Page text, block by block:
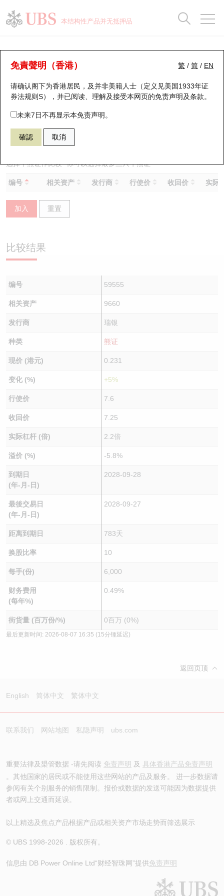
本结构性产品并无抵押品
繁 / 简 / EN
免責聲明（香港）
请确认阁下为香港居民，及并非美籍人士（定义见美国1933年证
券法规则S），并已阅读、理解及接受本网页的免责声明及条款。
未来7日不再显示本免责声明。
確認 取消
牛熊证分析仪
表现 街货统计 比较
59555 瑞银熊证 9660 地平线机器人－Ｗ
选择牛熊证作比较 *你可以选择最多三只牛熊证
编号 相关资产 发行商 行使价 收回价 实际
加入 重置
比较结果
编号 59555
相关资产 9660
发行商 瑞银
种类 熊证
现价 (港元) 0.231
变化 (%) +5%
行使价 7.6
收回价 7.25
实际杠杆 (倍) 2.2倍
溢价 (%) -5.8%
到期日
(年-月-日)
2028-09-28
最後交易日
(年-月-日)
2028-09-27
距离到期日 783天
换股比率 10
每手(份) 6,000
财务费用
(每年%)
0.49%
街货量 (百万份/%) 0百万 (0%)
最后更新时间: 2026-08-07 16:35 (15分锺延迟)
返回页顶
English 简体中文 繁体中文
联系我们 网站地图 私隐声明 ubs.com
重要法律及槼管数据 -请先阅读 免责声明 及 具体香港产品免责声明
。其他国家的居民或不能使用这些网站的产品及服务。 进一步数据请
参阅有关个别服务的销售限制。报价或数据的发送可能因为数据提供
者或网上交通而延误。
以上精选及焦点产品根据产品或相关资产市场走势而筛选展示
© UBS 1998-2026 . 版权所有。
信息由 DB Power Online Ltd“财经智珠网”提供免责声明
瑞银认股证一览
新发行瑞银认股证
即将到期认股证
认股证到期结算价查找
认股证分析仪
认股证速算机
引伸波幅比较图
认股证文件及公告
认股证文件及公告 (瑞信)
街货统计
比较
牛熊全景快搜
牛熊证搜寻
牛熊证街货分布图
正股牛熊证列表
新发行瑞银牛熊证
已收回牛熊证剩余价值
即将到期牛熊证
牛熊证分析仪
牛熊证速算机
牛熊证文件及公告 (瑞信)
街货统计
比较
十大升幅/跌幅
十大认股证成交分布
十天股证占大市成交
资金流
街货统计
三十大平均引伸波幅
正股分析仪
二十大活跃股份
恒指成份股
国指成份股
科指成份股
相关资产沽空
业绩及经济日历
AH 股价对照
即市板块表现
收市竞价变化
持股比重
显示所有持股比重
每月轮证大市专题
轮证专栏
讲座及教育短片
认股证投资者教育
牛熊证投资者教育
认股证牛熊证常问问题